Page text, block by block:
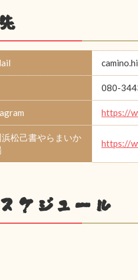
080-
https://
松己書やらまいか
https://
ケジュール